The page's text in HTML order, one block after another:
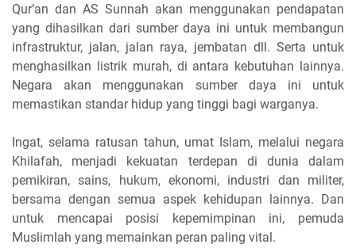
Qur’an dan AS Sunnah akan menggunakan pendapatan
yang dihasilkan dari sumber daya ini untuk membangun
infrastruktur, jalan, jalan raya, jembatan dll. Serta untuk
menghasilkan listrik murah, di antara kebutuhan lainnya.
Negara akan menggunakan sumber daya ini untuk
memastikan standar hidup yang tinggi bagi warganya.
Ingat, selama ratusan tahun, umat Islam, melalui negara
Khilafah, menjadi kekuatan terdepan di dunia dalam
pemikiran, sains, hukum, ekonomi, industri dan militer,
bersama dengan semua aspek kehidupan lainnya. Dan
untuk mencapai posisi kepemimpinan ini, pemuda
Muslimlah yang memainkan peran paling vital.